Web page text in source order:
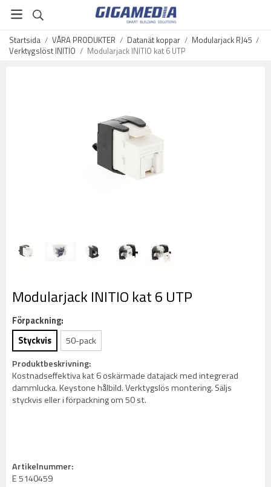
Startsida / VÅRA PRODUKTER / Datanät koppar / Modularjack RJ45 /
Verktygslöst INITIO / Modularjack INITIO kat 6 UTP
Modularjack INITIO kat 6 UTP
Förpackning:
Styckvis
50-pack
Produktbeskrivning:
Kostnadseffektiva kat 6 oskärmade datajack med integrerad
dammlucka. Keystone hålbild. Verktygslös montering. Säljs
styckvis eller i förpackning om 50 st.
Artikelnummer:
E 5140459